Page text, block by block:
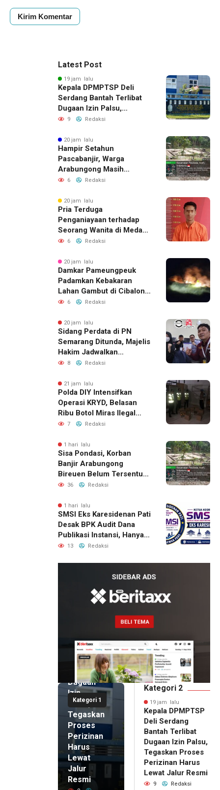
Latest Post
19 jam lalu
Kepala DPMPTSP Deli
Serdang Bantah Terlibat
Dugaan Izin Palsu,
Tegaskan Proses
Jalur Resmi
9 Redaksi
20 jam lalu
Hampir Setahun
Pascabanjir, Warga
Arabungong Masih
Menunggu Bantuan
6 Redaksi
20 jam lalu
Pria Terduga
Penganiayaan terhadap
Seorang Wanita di Medan
Ditangkap Polisi
6 Redaksi
20 jam lalu
Damkar Pameungpeuk
Padamkan Kebakaran
Lahan Gambut di Cibalong,
Permukiman Warga
6 Redaksi
20 jam lalu
Sidang Perdata di PN
Semarang Ditunda, Majelis
Hakim Jadwalkan
Pemanggilan Ulang BPR
8 Redaksi
21 jam lalu
Polda DIY Intensifkan
Operasi KRYD, Belasan
Ribu Botol Miras Ilegal
Berhasil Diamankan
7 Redaksi
1 hari lalu
Sisa Pondasi, Korban
Banjir Arabungong
Bireuen Belum Tersentuh
Bantuan Pascabencana
36 Redaksi
1 hari lalu
SMSI Eks Karesidenan Pati
Desak BPK Audit Dana
Publikasi Instansi, Hanya
untuk Perusahaan Pers
13 Redaksi
Kategori 1
Deli
Serdang
Bantah
Terlibat
Dugaan
Izin
Palsu,
Tegaskan
Proses
Perizinan
Harus
Lewat
Jalur
Resmi
Kategori 2
19 jam lalu
Kepala DPMPTSP
Deli Serdang
Bantah Terlibat
Dugaan Izin Palsu,
Tegaskan Proses
Perizinan Harus
Lewat Jalur Resmi
9 Redaksi